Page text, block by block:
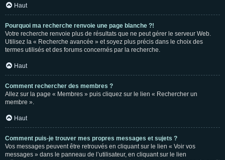
Haut
Pourquoi ma recherche renvoie une page blanche ?!
Votre recherche renvoie plus de résultats que ne peut gérer le serveur Web.
Utilisez la « Recherche avancée » et soyez plus précis dans le choix des
termes utilisés et des forums concernés par la recherche.
Haut
Comment rechercher des membres ?
Allez sur la page « Membres » puis cliquez sur le lien « Rechercher un
membre ».
Haut
Comment puis-je trouver mes propres messages et sujets ?
Vos messages peuvent être retrouvés en cliquant sur le lien « Voir vos
messages » dans le panneau de l’utilisateur, en cliquant sur le lien